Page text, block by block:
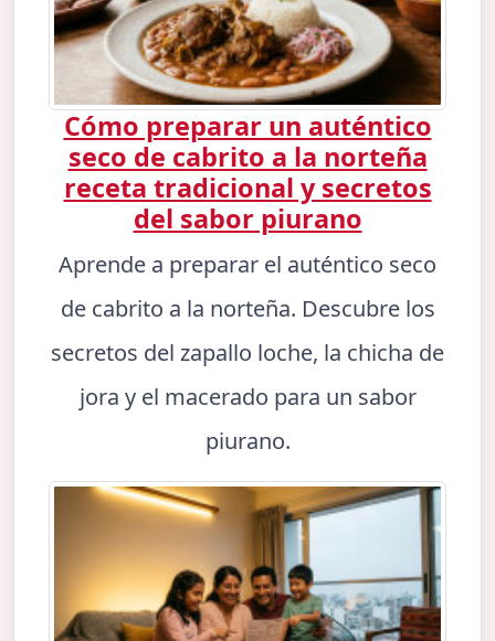
Cómo preparar un auténtico
seco de cabrito a la norteña
receta tradicional y secretos
del sabor piurano
Aprende a preparar el auténtico seco
de cabrito a la norteña. Descubre los
secretos del zapallo loche, la chicha de
jora y el macerado para un sabor
piurano.